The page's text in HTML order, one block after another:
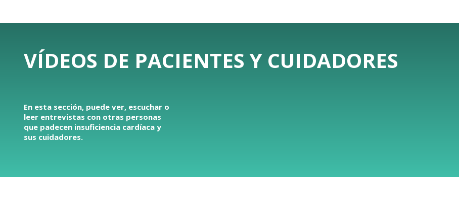
VÍDEOS DE PACIENTES Y CUIDADORES
En esta sección, puede ver, escuchar o
leer entrevistas con otras personas
que padecen insuficiencia cardíaca y
sus cuidadores.